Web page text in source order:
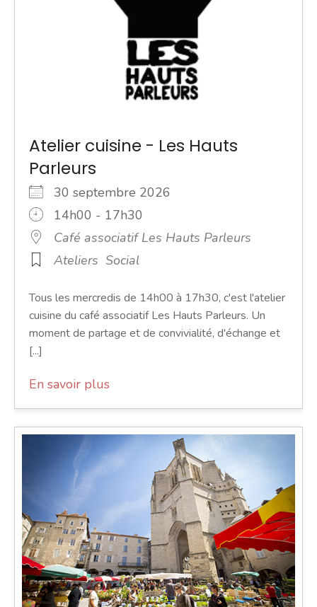
Atelier cuisine - Les Hauts
Parleurs
30 septembre 2026
14h00 - 17h30
Café associatif Les Hauts Parleurs
Ateliers Social
Tous les mercredis de 14h00 à 17h30, c'est l'atelier
cuisine du café associatif Les Hauts Parleurs. Un
moment de partage et de convivialité, d'échange et
[...]
En savoir plus